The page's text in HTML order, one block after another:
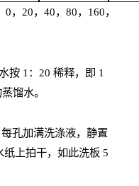
0，20，40，80，160，
按 1：20 稀释，即 1
馏水。
孔加满洗涤液，静置
纸上拍干，如此洗板 5